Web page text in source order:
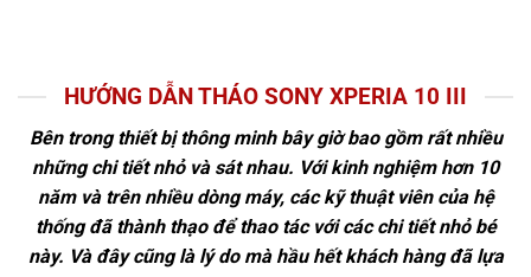
HƯỚNG DẪN THÁO SONY XPERIA 10 III
Bên trong thiết bị thông minh bây giờ bao gồm rất nhiều
những chi tiết nhỏ và sát nhau. Với kinh nghiệm hơn 10
năm và trên nhiều dòng máy, các kỹ thuật viên của hệ
thống đã thành thạo để thao tác với các chi tiết nhỏ bé
này. Và đây cũng là lý do mà hầu hết khách hàng đã lựa